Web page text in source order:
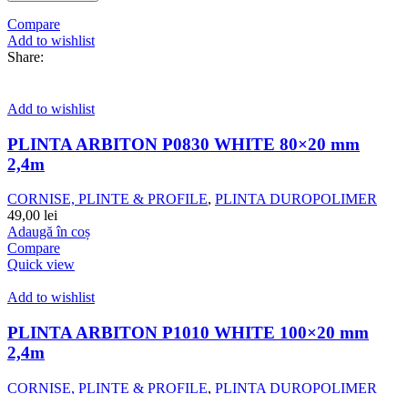
Compare
Add to wishlist
Share:
Add to wishlist
PLINTA ARBITON P0830 WHITE 80×20 mm
2,4m
CORNISE, PLINTE & PROFILE, PLINTA DUROPOLIMER
49,00 lei
Adaugă în coș
Compare
Quick view
Add to wishlist
PLINTA ARBITON P1010 WHITE 100×20 mm
2,4m
CORNISE, PLINTE & PROFILE, PLINTA DUROPOLIMER